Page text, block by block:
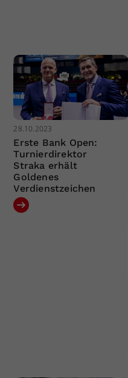
28.10.2023
Erste Bank Open:
Turnierdirektor
Straka erhält
Goldenes
Verdienstzeichen